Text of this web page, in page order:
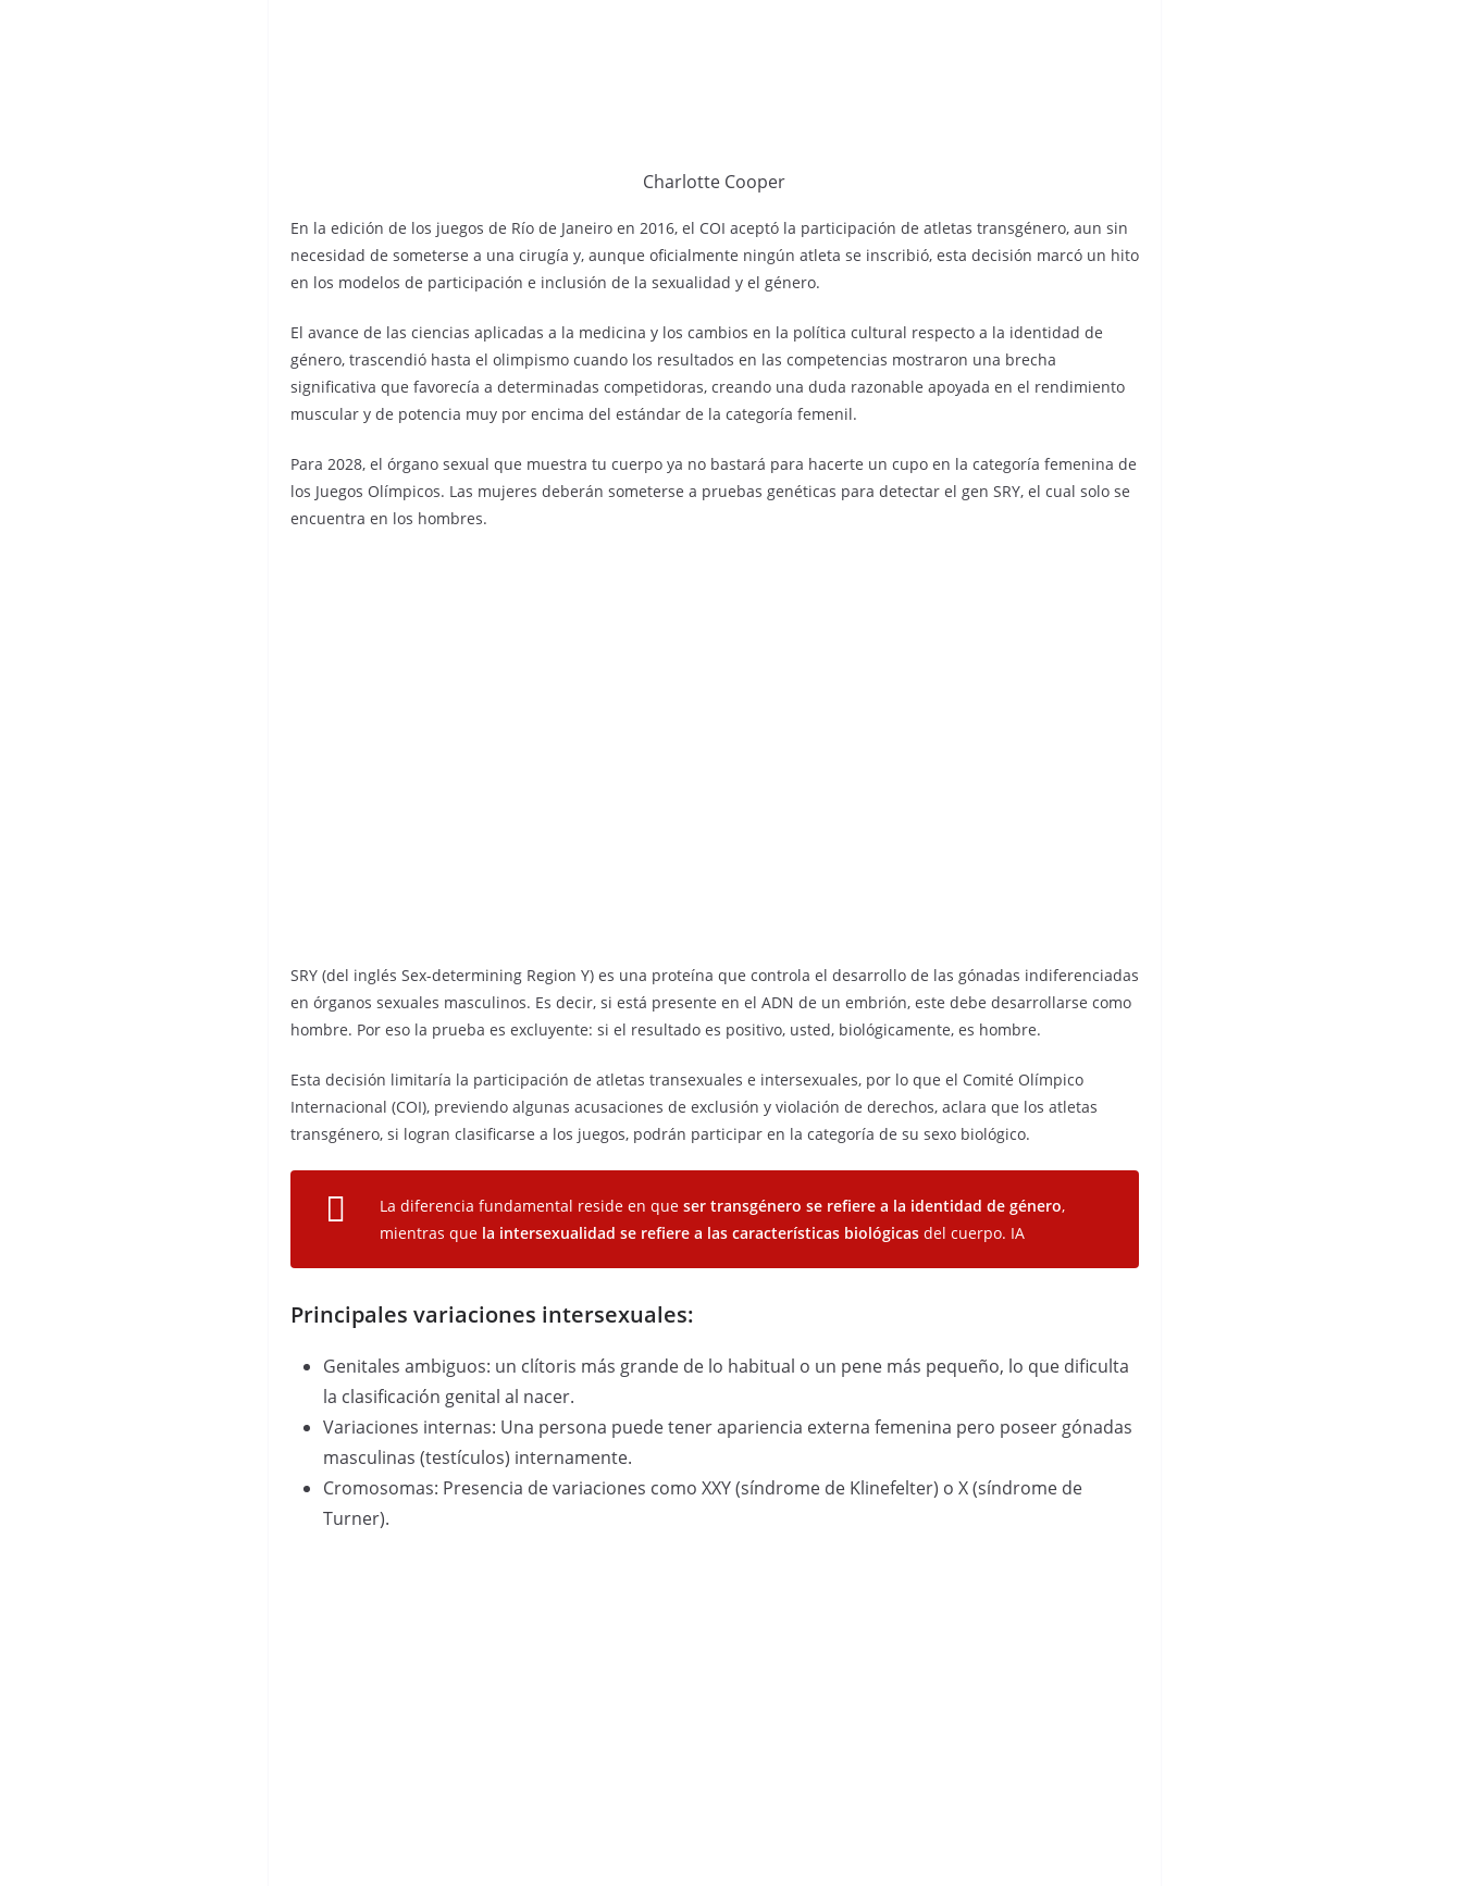
Charlotte Cooper
En la edición de los juegos de Río de Janeiro en 2016, el COI aceptó la participación de atletas transgénero, aun sin
necesidad de someterse a una cirugía y, aunque oficialmente ningún atleta se inscribió, esta decisión marcó un hito
en los modelos de participación e inclusión de la sexualidad y el género.
El avance de las ciencias aplicadas a la medicina y los cambios en la política cultural respecto a la identidad de
género, trascendió hasta el olimpismo cuando los resultados en las competencias mostraron una brecha
significativa que favorecía a determinadas competidoras, creando una duda razonable apoyada en el rendimiento
muscular y de potencia muy por encima del estándar de la categoría femenil.
Para 2028, el órgano sexual que muestra tu cuerpo ya no bastará para hacerte un cupo en la categoría femenina de
los Juegos Olímpicos. Las mujeres deberán someterse a pruebas genéticas para detectar el gen SRY, el cual solo se
encuentra en los hombres.
SRY (del inglés Sex-determining Region Y) es una proteína que controla el desarrollo de las gónadas indiferenciadas
en órganos sexuales masculinos. Es decir, si está presente en el ADN de un embrión, este debe desarrollarse como
hombre. Por eso la prueba es excluyente: si el resultado es positivo, usted, biológicamente, es hombre.
Esta decisión limitaría la participación de atletas transexuales e intersexuales, por lo que el Comité Olímpico
Internacional (COI), previendo algunas acusaciones de exclusión y violación de derechos, aclara que los atletas
transgénero, si logran clasificarse a los juegos, podrán participar en la categoría de su sexo biológico.
La diferencia fundamental reside en que ser transgénero se refiere a la identidad de género,
mientras que la intersexualidad se refiere a las características biológicasdel cuerpo. IA
Principales variaciones intersexuales:
Genitales ambiguos: un clítoris más grande de lo habitual o un pene más pequeño, lo que dificulta
la clasificación genital al nacer.
Variaciones internas: Una persona puede tener apariencia externa femenina pero poseer gónadas
masculinas (testículos) internamente.
Cromosomas: Presencia de variaciones como XXY (síndrome de Klinefelter) o X (síndrome de
Turner).